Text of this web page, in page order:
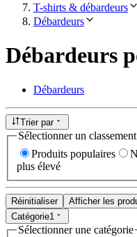
T-shirts & débardeurs
Débardeurs
Débardeurs
Débardeurs
Trier par
Sélectionner un classement
Produits populaires
plus élevé
Réinitialiser
Afficher les
Catégorie1
Sélectionner une catégorie